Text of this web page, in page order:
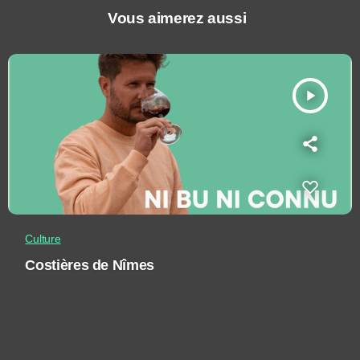
Vous aimerez aussi
play_arrow
Culture
Costières de Nîmes